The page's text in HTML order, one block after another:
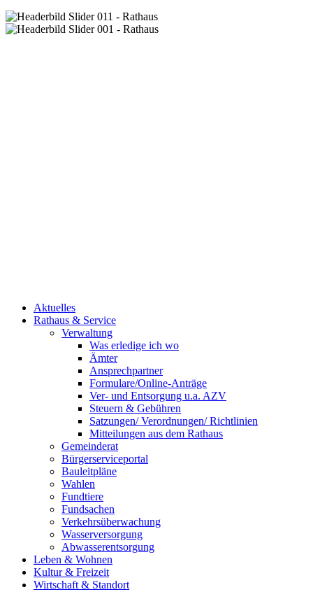
Aktuelles
Rathaus & Service
Verwaltung
Was erledige ich wo
Ämter
Ansprechpartner
Formulare/Online-Anträge
Ver- und Entsorgung u.a. AZV
Steuern & Gebühren
Satzungen/ Verordnungen/ Richtlinien
Mitteilungen aus dem Rathaus
Gemeinderat
Bürgerserviceportal
Bauleitpläne
Wahlen
Fundtiere
Fundsachen
Verkehrsüberwachung
Wasserversorgung
Abwasserentsorgung
Leben & Wohnen
Kultur & Freizeit
Wirtschaft & Standort